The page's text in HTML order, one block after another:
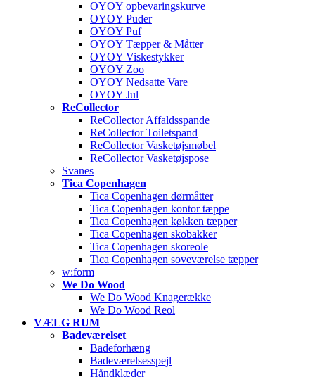
OYOY opbevaringskurve
OYOY Puder
OYOY Puf
OYOY Tæpper & Måtter
OYOY Viskestykker
OYOY Zoo
OYOY Nedsatte Vare
OYOY Jul
ReCollector
ReCollector Affaldsspande
ReCollector Toiletspand
ReCollector Vasketøjsmøbel
ReCollector Vasketøjspose
Svanes
Tica Copenhagen
Tica Copenhagen dørmåtter
Tica Copenhagen kontor tæppe
Tica Copenhagen køkken tæpper
Tica Copenhagen skobakker
Tica Copenhagen skoreole
Tica Copenhagen soveværelse tæpper
w:form
We Do Wood
We Do Wood Knagerække
We Do Wood Reol
VÆLG RUM
Badeværelset
Badeforhæng
Badeværelsesspejl
Håndklæder